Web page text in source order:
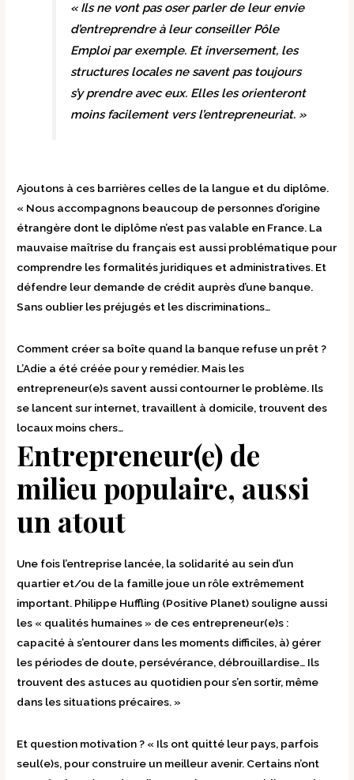
« Ils ne vont pas oser parler de leur envie
d’entreprendre à leur conseiller Pôle
Emploi par exemple. Et inversement, les
structures locales ne savent pas toujours
s’y prendre avec eux. Elles les orienteront
moins facilement vers l’entrepreneuriat. »
Ajoutons à ces barrières celles de la langue et du diplôme.
« Nous accompagnons beaucoup de personnes d’origine
étrangère dont le diplôme n’est pas valable en France. La
mauvaise maîtrise du français est aussi problématique pour
comprendre les formalités juridiques et administratives. Et
défendre leur demande de crédit auprès d’une banque.
Sans oublier les préjugés et les discriminations…
Comment créer sa boîte quand la banque refuse un prêt ?
L’Adie a été créée pour y remédier. Mais les
entrepreneur(e)s savent aussi contourner le problème. Ils
se lancent sur internet, travaillent à domicile, trouvent des
locaux moins chers…
Entrepreneur(e) de
milieu populaire, aussi
un atout
Une fois l’entreprise lancée, la solidarité au sein d’un
quartier et/ou de la famille joue un rôle extrêmement
important. Philippe Huffling (Positive Planet) souligne aussi
les « qualités humaines » de ces entrepreneur(e)s :
capacité à s’entourer dans les moments difficiles, à) gérer
les périodes de doute, persévérance, débrouillardise… Ils
trouvent des astuces au quotidien pour s’en sortir, même
dans les situations précaires. »
Et question motivation ? « Ils ont quitté leur pays, parfois
seul(e)s, pour construire un meilleur avenir. Certains n’ont